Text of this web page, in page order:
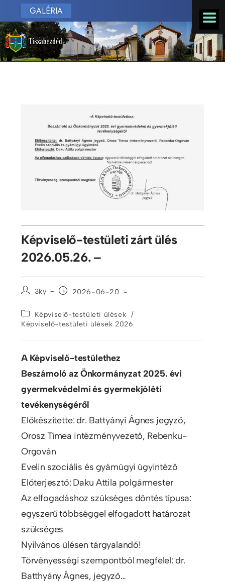
GALÉRIA
Képviselő-testületi zárt ülés
2026.05.26. –
3ky 2026-06-20
Képviselő-testületi ülések /
Képviselő-testületi ülések 2026
A Képviselő-testülethez
Beszámoló az Önkormányzat 2025. évi
gyermekvédelmi és gyermekjóléti
tevékenységéről
Előkészítette: dr. Battyányi Ágnes jegyző,
Orosz Tímea intézményvezető, Rebenku-
Orgován
Evelin szociális és gyámügyi ügyintéző
Előterjesztő: Daku Attila polgármester
Az elfogadáshoz szükséges döntés típusa:
egyszerű többséggel elfogadott határozat
szükséges
Nyilvános ülésen tárgyalandó!
Törvényességi szempontból megfelel: dr.
Batthyány Ágnes, jegyző…